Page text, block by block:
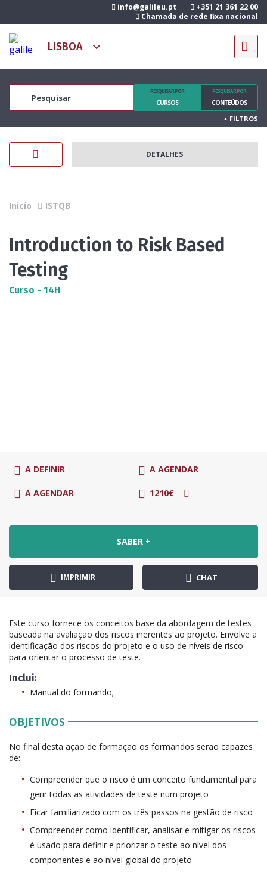
info@galileu.pt
+351 21 361 22 00
Chamada de rede fixa nacional
PESQUISAR POR
CURSOS
PESQUISAR POR
CONTEÚDOS
+ FILTROS
DETALHES
Inicío ISTQB
Introduction to Risk Based
Testing
Curso - 14H
A DEFINIR A AGENDAR
A AGENDAR 1210€
SABER +
IMPRIMIR CHAT
Este curso fornece os conceitos base da abordagem de testes
baseada na avaliação dos riscos inerentes ao projeto. Envolve a
identificação dos riscos do projeto e o uso de níveis de risco
para orientar o processo de teste.
Inclui:
Manual do formando;
OBJETIVOS
No final desta ação de formação os formandos serão capazes
de:
Compreender que o risco é um conceito fundamental para
gerir todas as atividades de teste num projeto
Ficar familiarizado com os três passos na gestão de risco
Compreender como identificar, analisar e mitigar os riscos
é usado para definir e priorizar o teste ao nível dos
componentes e ao nível global do projeto